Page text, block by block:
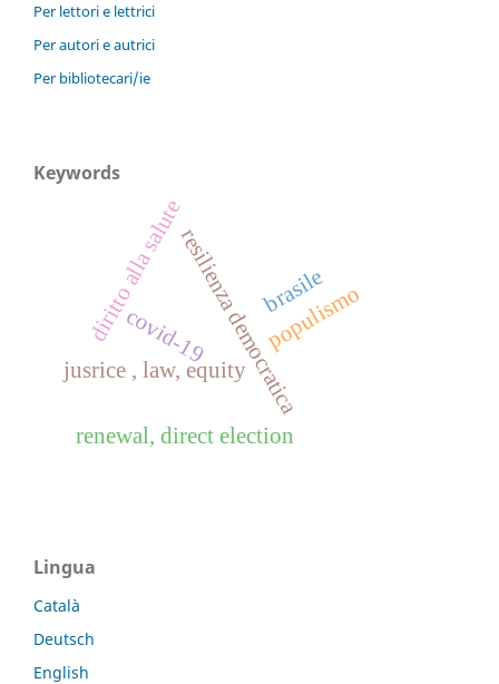
Per lettori e lettrici
Per autori e autrici
Per bibliotecari/ie
Keywords
diritto alla salute
covid-19
brasile
populismo
resilienza democratica
jusrice , law, equity
renewal, direct election
Lingua
Català
Deutsch
English